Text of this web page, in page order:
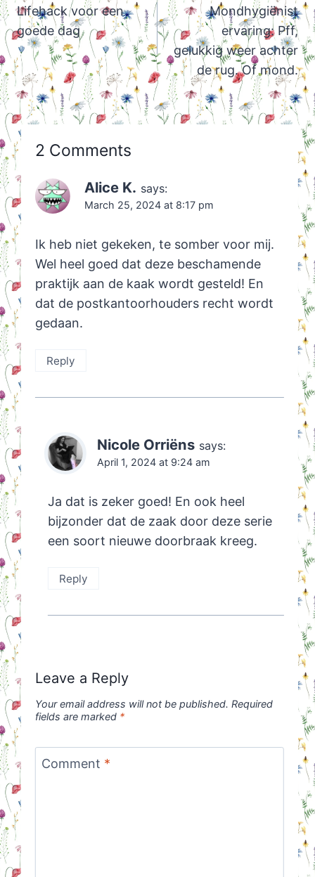
navigation
Lifehack voor een
goede dag
Mondhygiënist
ervaring: Pff,
gelukkig weer achter
de rug. Of mond.
2 Comments
Alice K. says:
March 25, 2024 at 8:17 pm
Ik heb niet gekeken, te somber voor mij.
Wel heel goed dat deze beschamende
praktijk aan de kaak wordt gesteld! En
dat de postkantoorhouders recht wordt
gedaan.
Reply
Nicole Orriëns says:
April 1, 2024 at 9:24 am
Ja dat is zeker goed! En ook heel
bijzonder dat de zaak door deze serie
een soort nieuwe doorbraak kreeg.
Reply
Leave a Reply
Your email address will not be published. Required
fields are marked *
Comment *